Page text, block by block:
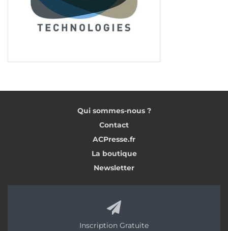
Qui sommes-nous ?
Contact
ACPresse.fr
La boutique
Newsletter
Inscription Gratuite